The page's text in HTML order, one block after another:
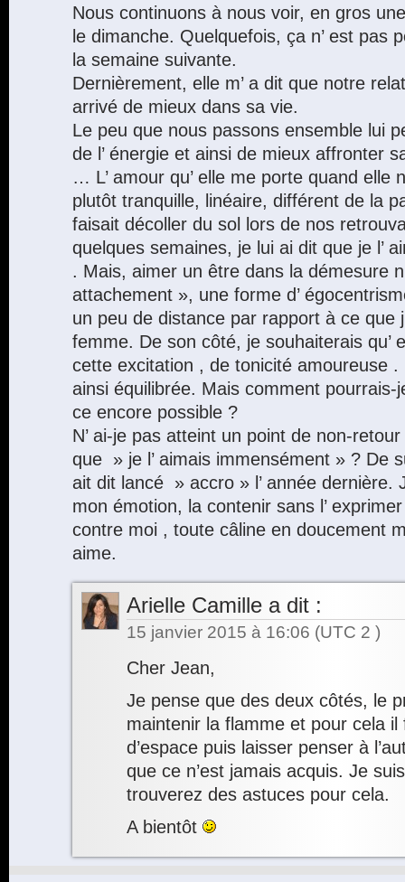
Nous continuons à nous voir, en gros
le dimanche. Quelquefois, ça n’ est pas
la semaine suivante.
Dernièrement, elle m’ a dit que notre
arrivé de mieux dans sa vie.
Le peu que nous passons ensemble lui
de l’ énergie et ainsi de mieux affronter
… L’ amour qu’ elle me porte quand elle
plutôt tranquille, linéaire, différent de la
faisait décoller du sol lors de nos
quelques semaines, je lui ai dit que je l’
. Mais, aimer un être dans la démesure
attachement », une forme d’
un peu de distance par rapport à ce que
femme. De son côté, je souhaiterais qu’
cette excitation , de tonicité amoureuse
ainsi équilibrée. Mais comment pourrais-
ce encore possible ?
N’ ai-je pas atteint un point de non-
que » je l’ aimais immensément » ? De
ait dit lancé » accro » l’ année dernière.
mon émotion, la contenir sans l’
contre moi , toute câline en doucement
aime.
Arielle Camille a dit :
15 janvier 2015 à 16:06 (UTC 2 )
Cher Jean,
Je pense que des deux côtés, le
maintenir la flamme et pour cela
d’espace puis laisser penser à
que ce n’est jamais acquis. Je
trouverez des astuces pour cela.
A bientôt